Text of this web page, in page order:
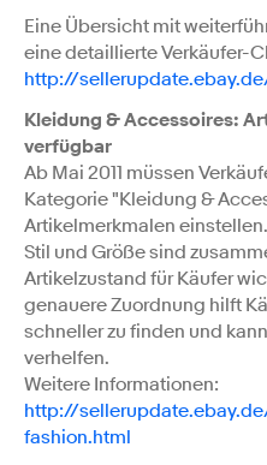
Eine Übersicht mit
eine detaillierte Verkäufer-
http://
Kleidung & Accessoires:
verfügbar
Ab Mai 2011 müssen
Kategorie "Kleidung &
Artikelmerkmalen
Stil und Größe sind
Artikelzustand für Käufer
genauere Zuordnung hilft
schneller zu finden und
verhelfen.
Weitere Informationen:
http://
fashion.html